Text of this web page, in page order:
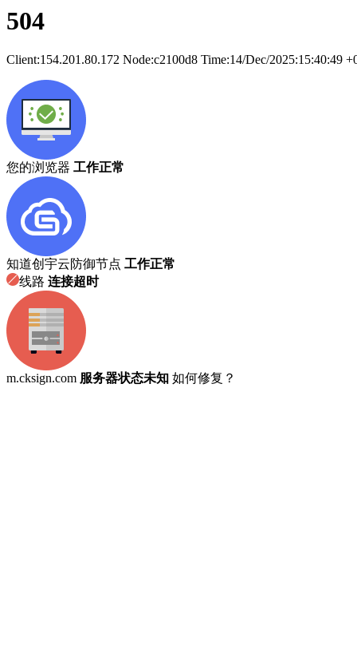
504
Client:154.201.80.172 Node:c2100d8 Time:14/Dec/2025:15:40:49
您的浏览器 工作正常
知道创宇云防御节点 工作正常
线路 连接超时
m.cksign.com 服务器状态未知 如何修复？